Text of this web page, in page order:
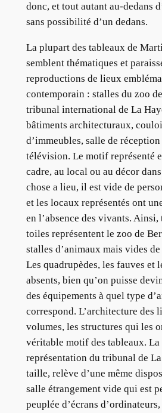
donc, et tout autant au-dedans
sans possibilité d’un dedans.
La plupart des tableaux de
semblent thématiques et
reproductions de lieux
contemporain : stalles du zoo
tribunal international de La
bâtiments architecturaux,
d’immeubles, salle de
télévision. Le motif représenté
cadre, au local ou au décor
chose a lieu, il est vide de
et les locaux représentés ont
en l’absence des vivants. Ainsi,
toiles représentent le zoo de
stalles d’animaux mais vides
Les quadrupèdes, les fauves et
absents, bien qu’on puisse
des équipements à quel type
correspond. L’architecture des
volumes, les structures qui les
véritable motif des tableaux. La
représentation du tribunal de
taille, relève d’une même
salle étrangement vide qui est
peuplée d’écrans